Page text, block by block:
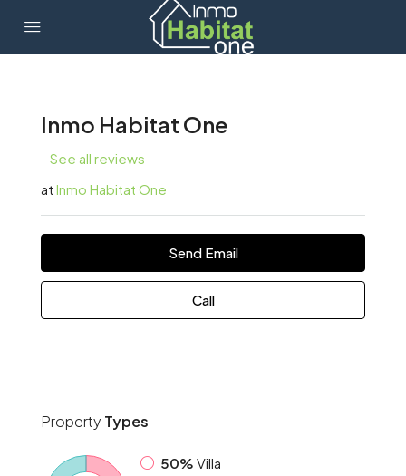
Inmo Habitat One
See all reviews
at Inmo Habitat One
Send Email
Call
Property Types
50% Villa